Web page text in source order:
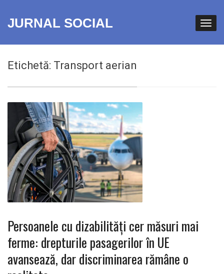
JURNAL SOCIAL
Etichetă: Transport aerian
Persoanele cu dizabilități cer măsuri mai
ferme: drepturile pasagerilor în UE
avansează, dar discriminarea rămâne o